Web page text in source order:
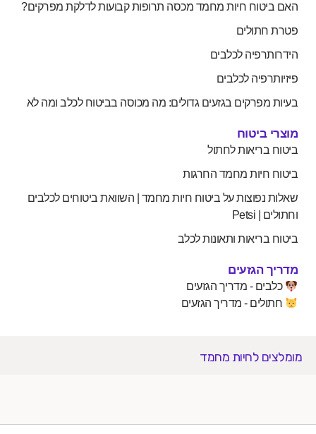
האם ביטוח חיות מחמד מכסה תרופות קבועות לדלקת מפרקים?
פטרת חתולים
הידרותרפיה לכלבים
פיזיותרפיה לכלבים
בעיות מפרקים בגזעים גדולים: מה מכוסה בביטוח לכלב ומה לא
מוצרי ביטוח
ביטוח בריאות לחתול
ביטוח חיות מחמד החרגות
שאלות נפוצות על ביטוח חיות מחמד | השוואת ביטוחים לכלבים
וחתולים | Petsi
ביטוח בריאות ותאונות לכלב
מדריך הגזעים
כלבים - מדריך הגזעים
חתולים - מדריך הגזעים
מומלצים לחיות מחמד